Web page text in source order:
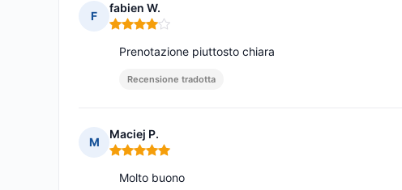
F
fabien W.
Nota: 4 su 5
Prenotazione piuttosto chiara
Recensione tradotta
M
Maciej P.
Nota: 5 su 5
Molto buono